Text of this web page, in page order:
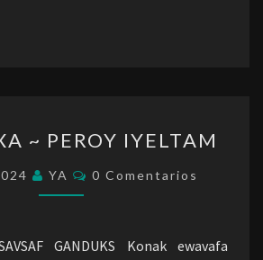
~
PEROY
IYELTAM
~ PEROY IYELTAM
YA Comentarios
0 Comentarios
GANDUKS Konak ewavafa